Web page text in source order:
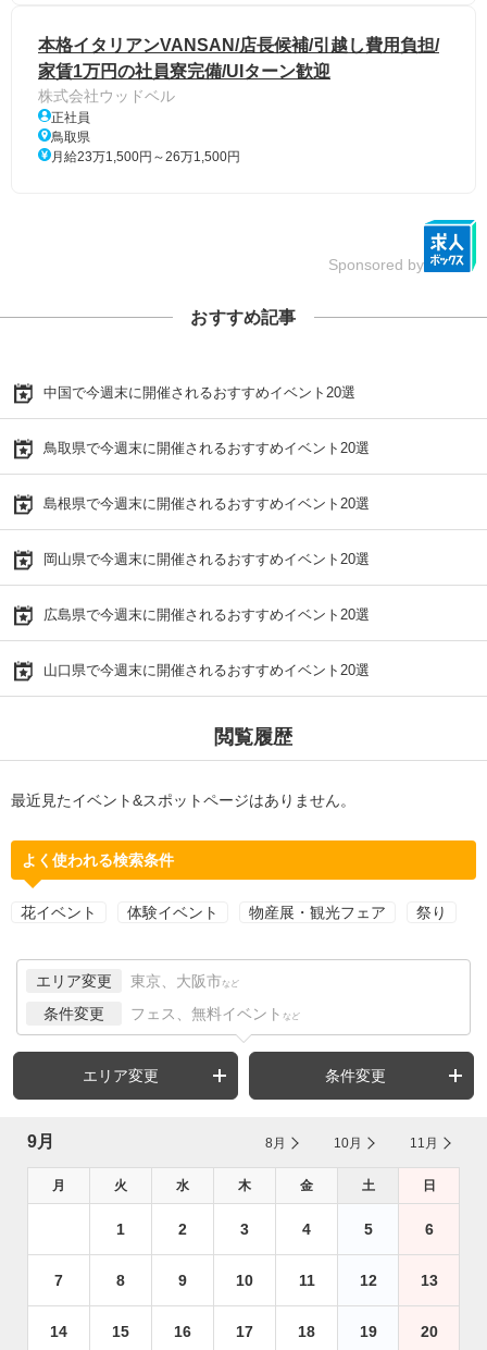
本格イタリアンVANSAN/店長候補/引越し費用負担/
家賃1万円の社員寮完備/UIターン歓迎
株式会社ウッドベル
正社員
鳥取県
月給23万1,500円～26万1,500円
Sponsored by
おすすめ記事
中国で今週末に開催されるおすすめイベント20選
鳥取県で今週末に開催されるおすすめイベント20選
島根県で今週末に開催されるおすすめイベント20選
岡山県で今週末に開催されるおすすめイベント20選
広島県で今週末に開催されるおすすめイベント20選
山口県で今週末に開催されるおすすめイベント20選
閲覧履歴
最近見たイベント&スポットページはありません。
よく使われる検索条件
花イベント 体験イベント 物産展・観光フェア 祭り
エリア変更 東京、大阪市 など
条件変更 フェス、無料イベント など
エリア変更 条件変更
9月 8月 10月 11月
月 火 水 木 金 土 日
1 2 3 4 5 6
7 8 9 10 11 12 13
14 15 16 17 18 19 20